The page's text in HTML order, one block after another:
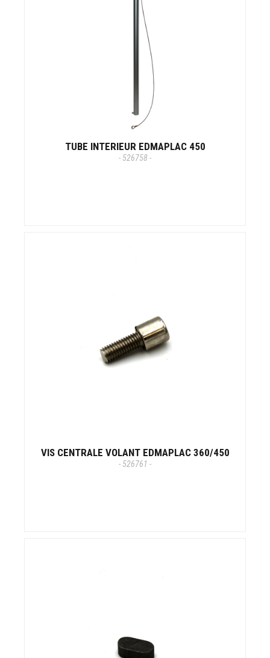
TUBE INTERIEUR EDMAPLAC 450
- 526758 -
VIS CENTRALE VOLANT EDMAPLAC 360/450
- 526761 -